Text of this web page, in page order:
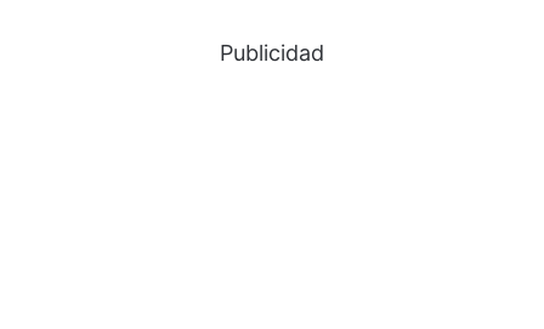
Publicidad